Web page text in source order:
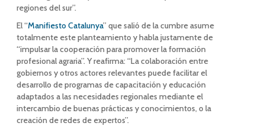
regiones del sur”.
El “Manifiesto Catalunya” que salió de la cumbre asume
totalmente este planteamiento y habla justamente de
“impulsar la cooperación para promover la formación
profesional agraria”. Y reafirma: “La colaboración entre
gobiernos y otros actores relevantes puede facilitar el
desarrollo de programas de capacitación y educación
adaptados a las necesidades regionales mediante el
intercambio de buenas prácticas y conocimientos, o la
creación de redes de expertos”.